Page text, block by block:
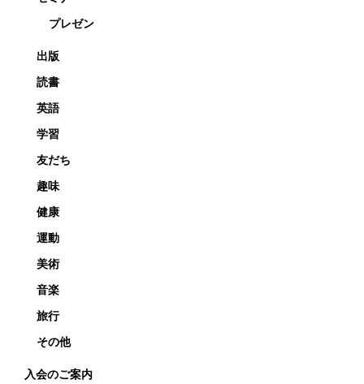
プレゼン
出版
読書
英語
学習
友だち
趣味
健康
運動
美術
音楽
旅行
その他
入会のご案内